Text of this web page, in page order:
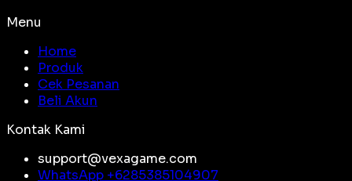
Menu
Home
Produk
Cek Pesanan
Beli Akun
Kontak Kami
support@vexagame.com
WhatsApp +6285385104907